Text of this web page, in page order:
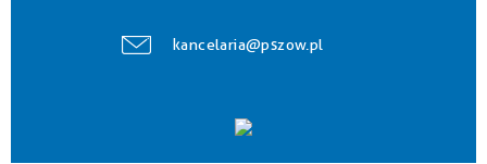
kancelaria@pszow.pl